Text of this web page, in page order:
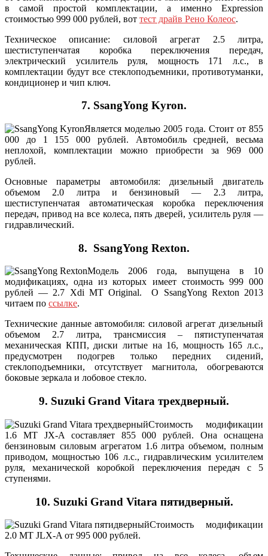
в самой простой комплектации, а именно Expression
стоимостью 999 000 рублей, вот тест драйв Рено Колеос.
Техническое описание: силовой агрегат 2.5 литра,
шестиступенчатая коробка переключения передач,
электрический усилитель руля, мощность 171 л.с., в
комплектации будут все стеклоподъемники, противотуманки,
кондиционер и чип ключ.
7. SsangYong Kyron.
Является моделью 2005 года. Стоит от 855
000 до 1 155 000 рублей. Автомобиль средней, весьма
неплохой, комплектации можно приобрести за 969 000
рублей.
Основные параметры автомобиля: дизельный двигатель
объемом 2.0 литра и бензиновый — 2.3 литра,
шестиступенчатая автоматическая коробка переключения
передач, привод на все колеса, пять дверей, усилитель руля —
гидравлический.
8. SsangYong Rexton.
Модель 2006 года, выпущена в 10
модификациях, одна из которых имеет стоимость 999 000
рублей — 2.7 Xdi МТ Original. О SsangYong Rexton 2013
читаем по ссылке.
Технические данные автомобиля: силовой агрегат дизельный
объемом 2.7 литра, трансмиссия – пятиступенчатая
механическая КПП, диски литые на 16, мощность 165 л.с.,
предусмотрен подогрев только передних сидений,
стеклоподъемники, отсутствует магнитола, обогреваются
боковые зеркала и лобовое стекло.
9. Suzuki Grand Vitara трехдверный.
Стоимость модификации
1.6 MT JX-A составляет 855 000 рублей. Она оснащена
бензиновым силовым агрегатом 1.6 литра объемом, полным
приводом, мощностью 106 л.с., гидравлическим усилителем
руля, механической коробкой переключения передач с 5
ступенями.
10. Suzuki Grand Vitara пятидверный.
Стоимость модификации
2.0 МТ JLX-A от 995 000 рублей.